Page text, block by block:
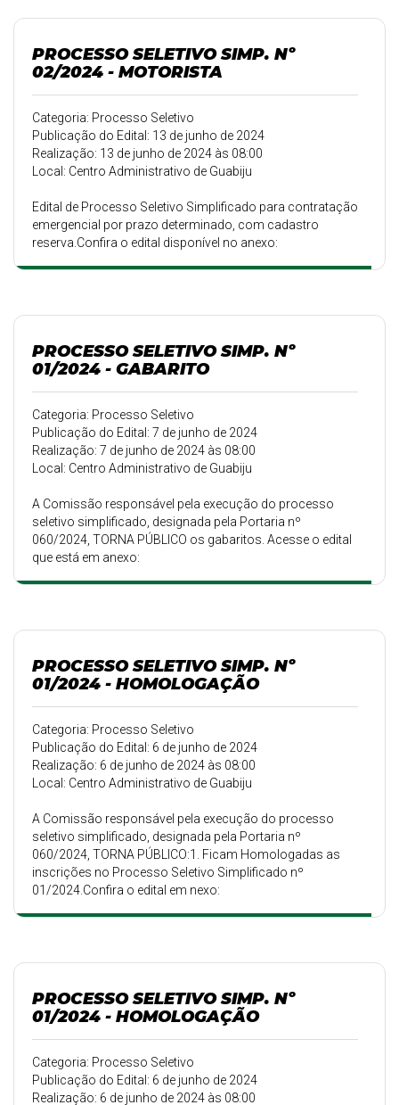
PROCESSO SELETIVO SIMP. Nº
02/2024 - MOTORISTA
Categoria: Processo Seletivo
Publicação do Edital: 13 de junho de 2024
Realização: 13 de junho de 2024 às 08:00
Local: Centro Administrativo de Guabiju
Edital de Processo Seletivo Simplificado para contratação
emergencial por prazo determinado, com cadastro
reserva.Confira o edital disponível no anexo:
PROCESSO SELETIVO SIMP. Nº
01/2024 - GABARITO
Categoria: Processo Seletivo
Publicação do Edital: 7 de junho de 2024
Realização: 7 de junho de 2024 às 08:00
Local: Centro Administrativo de Guabiju
A Comissão responsável pela execução do processo
seletivo simplificado, designada pela Portaria nº
060/2024, TORNA PÚBLICO os gabaritos. Acesse o edital
que está em anexo:
PROCESSO SELETIVO SIMP. Nº
01/2024 - HOMOLOGAÇÃO
Categoria: Processo Seletivo
Publicação do Edital: 6 de junho de 2024
Realização: 6 de junho de 2024 às 08:00
Local: Centro Administrativo de Guabiju
A Comissão responsável pela execução do processo
seletivo simplificado, designada pela Portaria nº
060/2024, TORNA PÚBLICO:1. Ficam Homologadas as
inscrições no Processo Seletivo Simplificado nº
01/2024.Confira o edital em nexo:
PROCESSO SELETIVO SIMP. Nº
01/2024 - HOMOLOGAÇÃO
Categoria: Processo Seletivo
Publicação do Edital: 6 de junho de 2024
Realização: 6 de junho de 2024 às 08:00